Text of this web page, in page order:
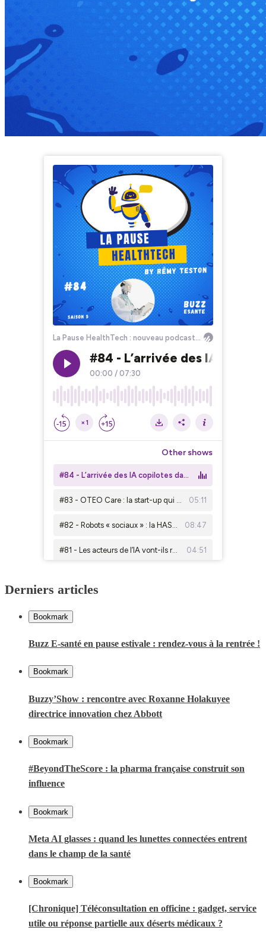
Derniers articles
Bookmark
Buzz E-santé en pause estivale : rendez-vous à la rentrée !
Bookmark
Buzzy’Show : rencontre avec Roxanne Holakuyee
directrice innovation chez Abbott
Bookmark
#BeyondTheScore : la pharma française construit son
influence
Bookmark
Meta AI glasses : quand les lunettes connectées entrent
dans le champ de la santé
Bookmark
[Chronique] Téléconsultation en officine : gadget, service
utile ou réponse partielle aux déserts médicaux ?